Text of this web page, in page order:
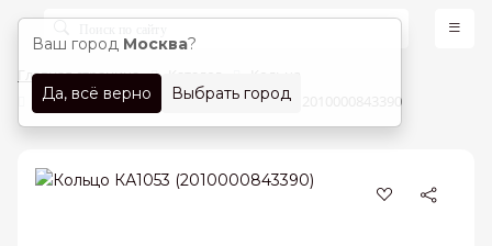
Главная страница
Кольца Красное золото 583 проба арт. 2010000843390
Ваш город Москва?
Да, всё верно Выбрать город